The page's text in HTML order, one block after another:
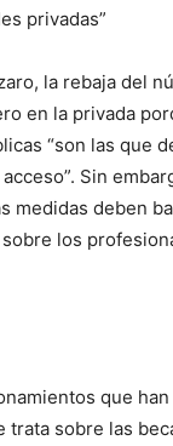
privadas”
la rebaja del
en la privada
“son las que
Sin
medidas deben
los
que
trata sobre las